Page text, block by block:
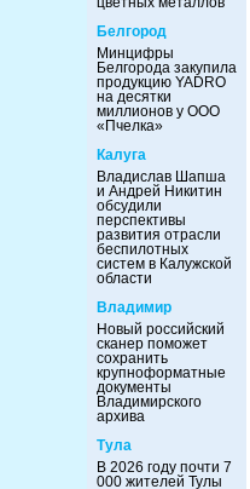
Белгород
Минцифры
Белгорода закупила
продукцию YADRO
на десятки
миллионов у ООО
«Пчелка»
Калуга
Владислав Шапша
и Андрей Никитин
обсудили
перспективы
развития отрасли
беспилотных
систем в Калужской
области
Владимир
Новый российский
сканер поможет
сохранить
крупноформатные
документы
Владимирского
архива
Тула
В 2026 году почти 7
000 жителей Тулы